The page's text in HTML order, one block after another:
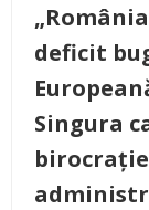
deficit
Singura